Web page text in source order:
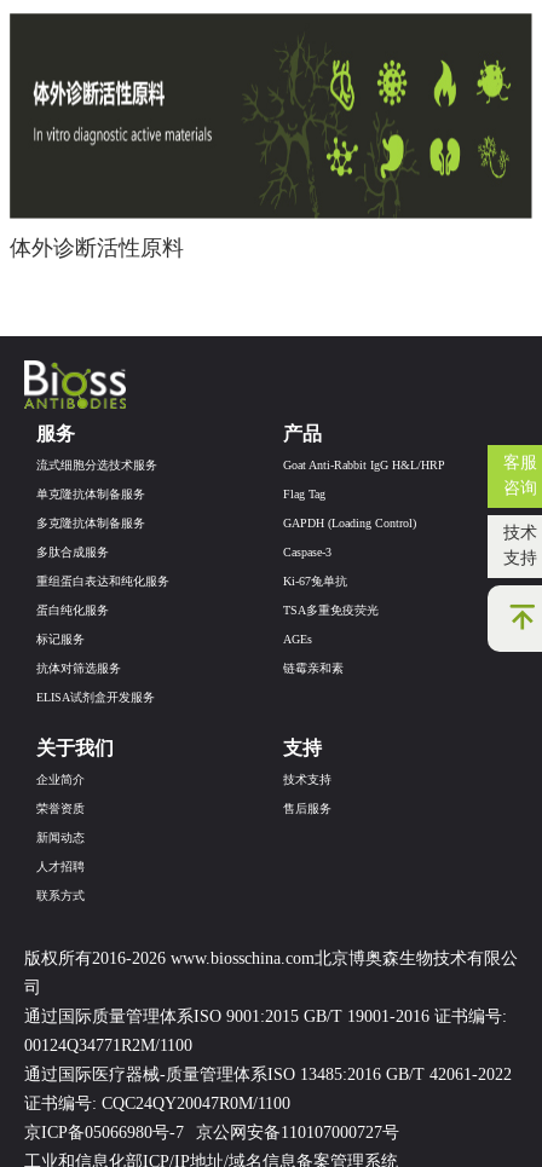
体外诊断活性原料
客服
咨询
技术
支持
产品
Goat Anti-Rabbit IgG H&L/HRP
Flag Tag
GAPDH (Loading Control)
Caspase-3
Ki-67兔单抗
TSA多重免疫荧光
AGEs
链霉亲和素
服务
流式细胞分选技术服务
单克隆抗体制备服务
多克隆抗体制备服务
多肽合成服务
重组蛋白表达和纯化服务
蛋白纯化服务
标记服务
抗体对筛选服务
ELISA试剂盒开发服务
支持
技术支持
售后服务
关于我们
企业简介
荣誉资质
新闻动态
人才招聘
联系方式
版权所有2016-2026 www.biosschina.com北京博奥森生物技术有限公
司
通过国际质量管理体系ISO 9001:2015 GB/T 19001-2016 证书编号:
00124Q34771R2M/1100
通过国际医疗器械-质量管理体系ISO 13485:2016 GB/T 42061-2022
证书编号: CQC24QY20047R0M/1100
京ICP备05066980号-7
京公网安备110107000727号
工业和信息化部ICP/IP地址/域名信息备案管理系统